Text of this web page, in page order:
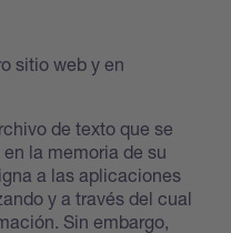
sitio web y en
de texto que se
la memoria de su
a las aplicaciones
y a través del cual
Sin embargo,